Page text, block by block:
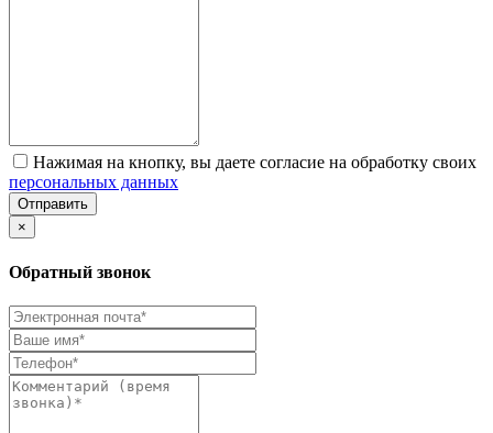
Нажимая на кнопку, вы даете согласие на обработку своих
персональных данных
Отправить
×
Обратный звонок